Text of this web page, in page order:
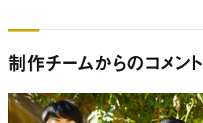
制作チームからのコメント